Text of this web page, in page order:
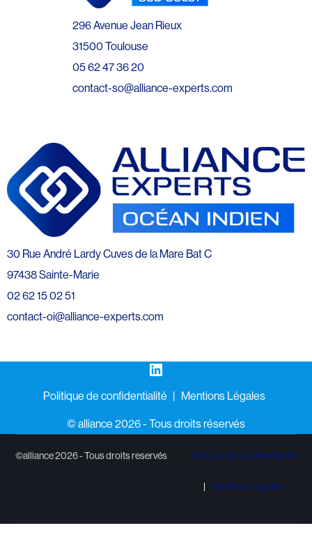
296 Avenue Jean Rieux
31500 Toulouse
05 62 47 36 20
contact-so@alliance-experts.com
30 Rue André Lardy Cuves de la Mare Bat C
97438 Sainte-Marie
02 62 15 02 51
contact-oi@alliance-experts.com
LinkedIn
Politique de confidentialité
Mentions Légales
©️ alliance 2026 - Tous droits réservés
©alliance 2026 - Tous droits reservés Politique de confidentialité
Mentions Légales